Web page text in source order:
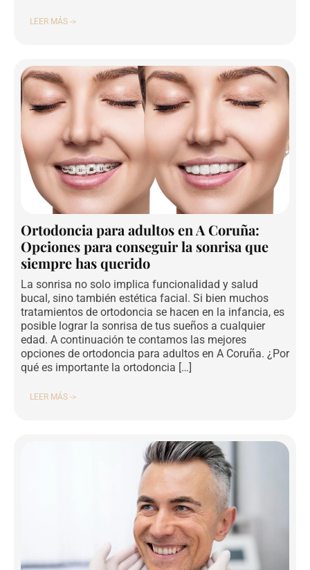
LEER MÁS ->
Ortodoncia para adultos en A Coruña:
Opciones para conseguir la sonrisa que
siempre has querido
La sonrisa no solo implica funcionalidad y salud
bucal, sino también estética facial. Si bien muchos
tratamientos de ortodoncia se hacen en la infancia, es
posible lograr la sonrisa de tus sueños a cualquier
edad. A continuación te contamos las mejores
opciones de ortodoncia para adultos en A Coruña. ¿Por
qué es importante la ortodoncia […]
LEER MÁS ->